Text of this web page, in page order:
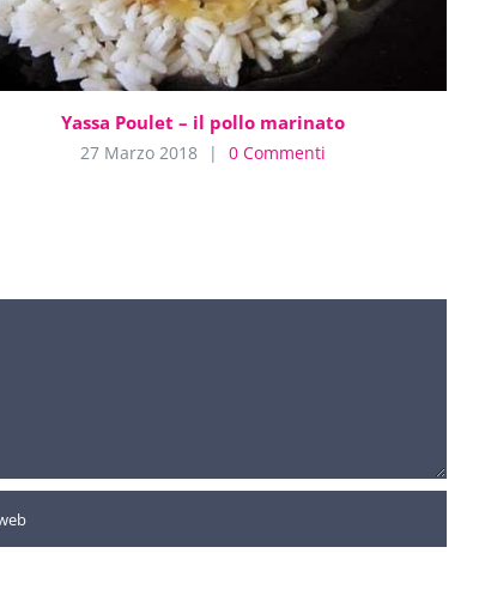
Yassa Poulet – il pollo marinato
27 Marzo 2018 | 0 Commenti